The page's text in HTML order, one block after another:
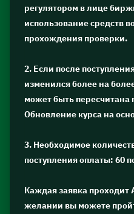
регулятором в лице
использование средств
прохождения проверки.
2. Если после
изменился более на
может быть пересчитана
Обновление курса на
3. Необходимое
поступления оплаты: 60
Каждая заявка проходит
желании вы можете